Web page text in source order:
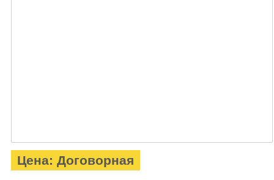
Цена: Договорная